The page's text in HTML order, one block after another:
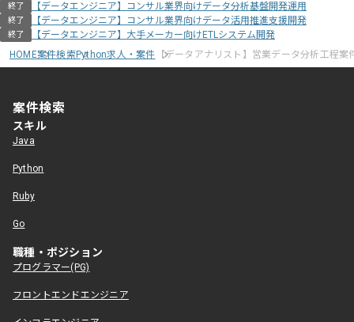
終了 【データエンジニア】コンサル業界向けデータ分析基盤開発運用
終了 【データエンジニア】コンサル業界向けデータ活用推進支援開発
終了
【データエンジニア】大手メーカー向けETLシステム開発
HOME案件検索Python求人・案件 【データアナリスト】営業データ分析工程案
案件検索
スキル
Java
Python
Ruby
Go
職種・ポジション
プログラマー(PG)
フロントエンドエンジニア